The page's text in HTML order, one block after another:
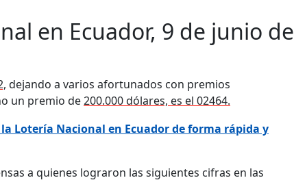
en Ecuador, 9 de junio de
dejando a varios afortunados con premios
un premio de200.000 dólares, es el 02464.
Lotería Nacional en Ecuador de forma rápida y
a quienes lograron las siguientes cifras en las